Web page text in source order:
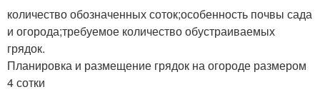
количество обозначенных соток;особенность почвы сада
и огорода;требуемое количество обустраиваемых
грядок.
Планировка и размещение грядок на огороде размером
4 сотки